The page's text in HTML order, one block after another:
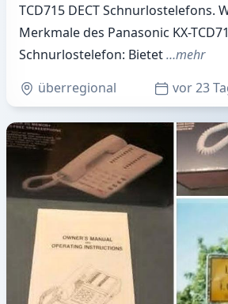
TCD715 DECT Schnurlostelefons.
Merkmale des Panasonic KX-
Schnurlostelefon: Bietet…mehr
überregional
vor 23